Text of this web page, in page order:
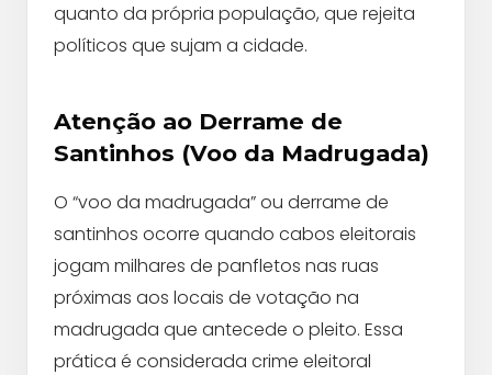
quanto da própria população, que rejeita
políticos que sujam a cidade.
Atenção ao Derrame de
Santinhos (Voo da Madrugada)
O “voo da madrugada” ou derrame de
santinhos ocorre quando cabos eleitorais
jogam milhares de panfletos nas ruas
próximas aos locais de votação na
madrugada que antecede o pleito. Essa
prática é considerada crime eleitoral